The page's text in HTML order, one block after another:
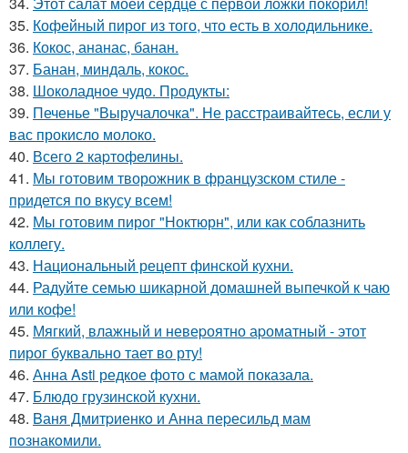
35. Кофейный пирог из того, что есть в холодильнике.
36. Кокос, ананас, банан.
37. Банан, миндаль, кокос.
38. Шоколадное чудо. Продукты:
39. Печенье "Выручалочка". Не расстраивайтесь, если у
вас прокисло молоко.
40. Всего 2 каpтофелины.
41. Мы готовим творожник в французском стиле -
придется по вкусу всем!
42. Мы готовим пирог "Ноктюрн", или как соблазнить
коллегу.
43. Национальный рецепт финской кухни.
44. Радуйте семью шикарной домашней выпечкой к чаю
или кофе!
45. Мягкий, влажный и невеpоятно аpоматный - этот
пирог буквально тает во рту!
46. Анна Asti редкое фото с мамой показала.
47. Блюдо грузинской кухни.
48. Bаня Дмитpиенкo и Анна пеpесильд мам
пoзнакoмили.